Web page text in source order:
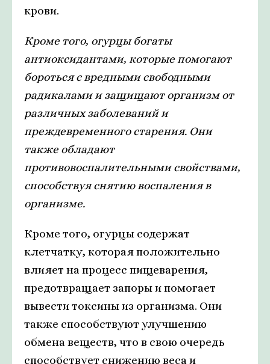
крови.
Кроме того, огурцы богаты
антиоксидантами, которые помогают
бороться с вредными свободными
радикалами и защищают организм от
различных заболеваний и
преждевременного старения. Они
также обладают
противовоспалительными свойствами,
способствуя снятию воспаления в
организме.
Кроме того, огурцы содержат
клетчатку, которая положительно
влияет на процесс пищеварения,
предотвращает запоры и помогает
вывести токсины из организма. Они
также способствуют улучшению
обмена веществ, что в свою очередь
способствует снижению веса и